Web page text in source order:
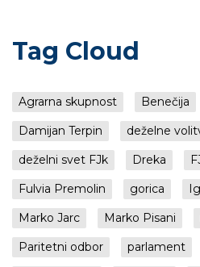
Tag Cloud
Agrarna skupnost Benečija
Damijan Terpin
deželne
deželni svet FJk
Dreka
Fulvia Premolin
gorica
Marko Jarc
Marko Pisani
Paritetni odbor
parlament